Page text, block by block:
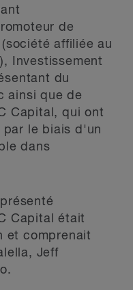
de
affiliée au
Investissement
du
ainsi que de
Capital, qui ont
le biais d'un
dans
Capital était
et comprenait
Jeff